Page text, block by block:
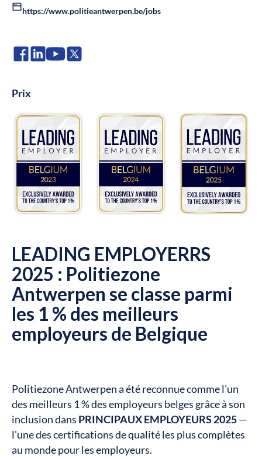
https://www.politieantwerpen.be/jobs
Prix
LEADING EMPLOYERRS
2025 : Politiezone
Antwerpen se classe parmi
les 1 % des meilleurs
employeurs de Belgique
Politiezone Antwerpen a été reconnue comme l'un
des meilleurs 1 % des employeurs belges grâce à son
inclusion dans PRINCIPAUX EMPLOYEURS 2025—
l'une des certifications de qualité les plus complètes
au monde pour les employeurs.